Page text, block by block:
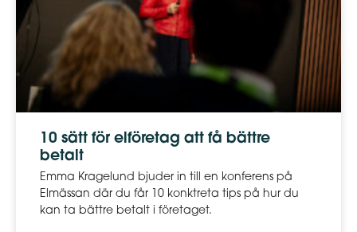
10 sätt för elföretag att få bättre
betalt
Emma Kragelund bjuder in till en konferens på
Elmässan där du får 10 konktreta tips på hur du
kan ta bättre betalt i företaget.